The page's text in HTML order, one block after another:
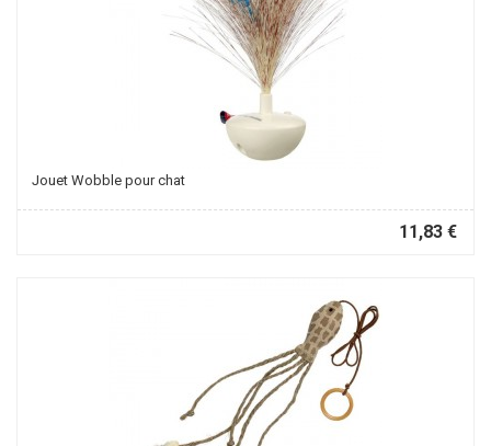
Jouet Wobble pour chat
11,83 €